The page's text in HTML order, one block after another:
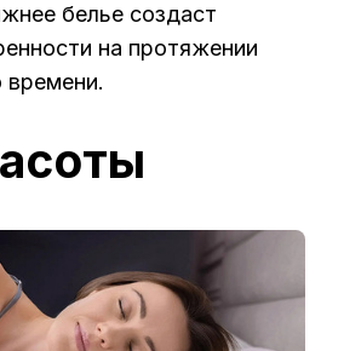
белье создаст
на протяжении
времени.